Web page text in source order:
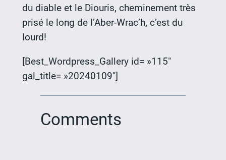
du diable et le Diouris, cheminement très
prisé le long de l’Aber-Wrac’h, c’est du
lourd!
[Best_Wordpress_Gallery id= »115″
gal_title= »20240109″]
Comments